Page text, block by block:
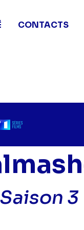
CONTACTS
3